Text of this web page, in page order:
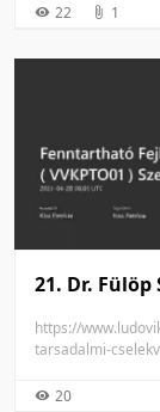
22 1
21. Dr.
https://
tarsadalmi-
20